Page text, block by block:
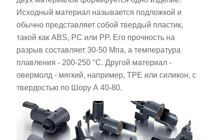
Исходный материал называется подложкой и
обычно представляет собой твердый пластик,
такой как ABS, PC или PP. Его прочность на
разрыв составляет 30-50 Мпа, а температура
плавления - 200-250 °C. Другой материал -
овермолд - мягкий, например, TPE или силикон, с
твердостью по Шору А 40-80.